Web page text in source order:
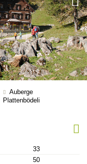
Auberge
Plattenbödeli
33
50